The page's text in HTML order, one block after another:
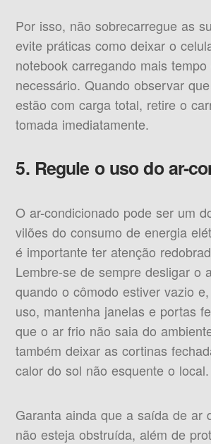
Por isso, não sobrecarregue as
evite práticas como deixar o
notebook carregando mais
necessário. Quando observar
estão com carga total, retire o
tomada imediatamente.
5. Regule o uso do ar-
O ar-condicionado pode ser um
vilões do consumo de energia
é importante ter atenção
Lembre-se de sempre desligar o
quando o cômodo estiver vazio
uso, mantenha janelas e portas
que o ar frio não saia do
também deixar as cortinas
calor do sol não esquente o local.
Garanta ainda que a saída de ar
não esteja obstruída, além de